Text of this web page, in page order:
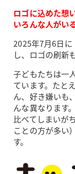
ロゴに込めた想
いろんな人がい
2025年7月6日に
し、ロゴの刷新
子どもたちは一
ています。たと
ん、好き嫌いも
んな異なります
比べてしまいが
ことの方が多い
す。